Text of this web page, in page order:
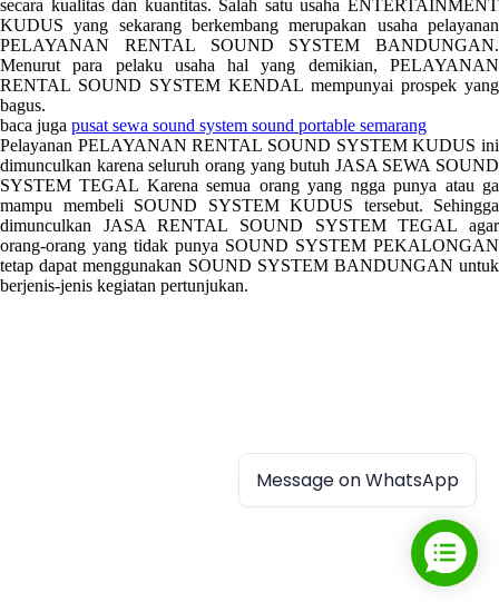
secara kualitas dan kuantitas. Salah satu usaha ENTERTAINMENT
KUDUS yang sekarang berkembang merupakan usaha pelayanan
PELAYANAN RENTAL SOUND SYSTEM BANDUNGAN.
Menurut para pelaku usaha hal yang demikian, PELAYANAN
RENTAL SOUND SYSTEM KENDAL mempunyai prospek yang
bagus.
baca juga pusat sewa sound system sound portable semarang
Pelayanan PELAYANAN RENTAL SOUND SYSTEM KUDUS ini
dimunculkan karena seluruh orang yang butuh JASA SEWA SOUND
SYSTEM TEGAL Karena semua orang yang ngga punya atau ga
mampu membeli SOUND SYSTEM KUDUS tersebut. Sehingga
dimunculkan JASA RENTAL SOUND SYSTEM TEGAL agar
orang-orang yang tidak punya SOUND SYSTEM PEKALONGAN
tetap dapat menggunakan SOUND SYSTEM BANDUNGAN untuk
berjenis-jenis kegiatan pertunjukan.
Message on WhatsApp